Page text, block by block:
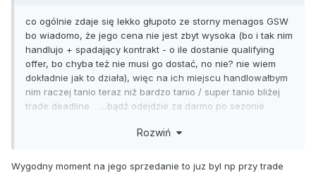
co ogólnie zdaje się lekko głupoto ze storny menagos GSW
bo wiadomo, że jego cena nie jest zbyt wysoka (bo i tak nim
handlujo + spadający kontrakt - o ile dostanie qualifying
offer, bo chyba też nie musi go dostać, no nie? nie wiem
dokładnie jak to działa), więc na ich miejscu handlowałbym
nim raczej tanio teraz niż bardzo tanio / super tanio bliżej
trade deadline ...bądź odejdzie za darmo po sezonie
Rozwiń
Wygodny moment na jego sprzedanie to juz byl np przy trade